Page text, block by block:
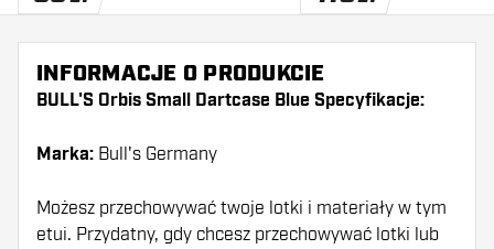
INFORMACJE O PRODUKCIE
BULL'S Orbis Small Dartcase Blue Specyfikacje:
Marka: Bull's Germany
Możesz przechowywać twoje lotki i materiały w tym
etui. Przydatny, gdy chcesz przechowywać lotki lub